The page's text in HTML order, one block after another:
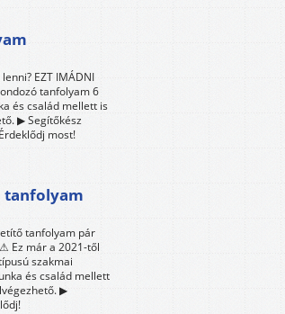
EZT IMÁDNI
tanfolyam 6
és család mellett is
▶ Segítőkész
most!
tanfolyam
tanfolyam pár
Ez már a 2021-től
szakmai
és család mellett
▶